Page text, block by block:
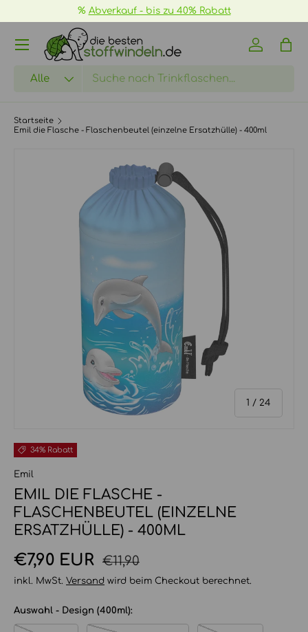
DIREKT ZUM INHALT
% Abverkauf - bis zu 40% Rabatt
Suchen
Alle
Einloggen
Startseite
Emil die Flasche - Flaschenbeutel (einzelne Ersatzhülle) - 400ml
ZU PRODUKTINFORMATIONEN SPRINGEN
1 / von
24
34% Rabatt
Emil
EMIL DIE FLASCHE -
FLASCHENBEUTEL (EINZELNE
ERSATZHÜLLE) - 400ML
Verkaufspreis
€7,90 EUR Normaler Preis
€11,90
inkl. MwSt. Versand wird beim Checkout berechnet.
Auswahl - Design (400ml):